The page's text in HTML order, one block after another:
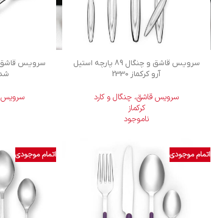
سرويس قاشق و چنگال 89 پارچه استیل
آرو کرکماز 2330
سرویس قاشق، چنگال و کارد
کرکماز
ناموجود
سرویس
اتمام موجودی اتمام موجودی